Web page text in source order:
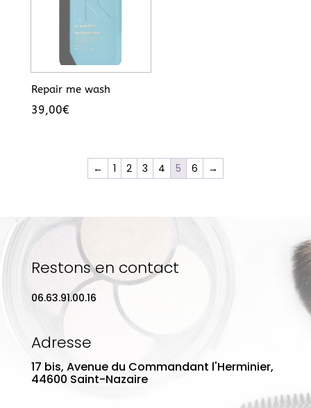
Repair me wash
39,00€
← 1 2 3 4 5 6 →
Restons en contact
06.63.91.00.16
Adresse
17 bis, Avenue du Commandant l'Herminier,
44600 Saint-Nazaire